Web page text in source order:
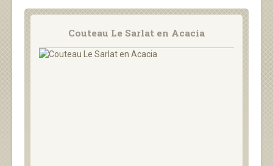
Couteau Le Sarlat en Acacia